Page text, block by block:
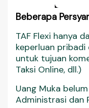
Beberapa
TAF Flexi hanya
keperluan
untuk tujuan
Taksi Online, dll.)
Uang Muka
Administrasi dan